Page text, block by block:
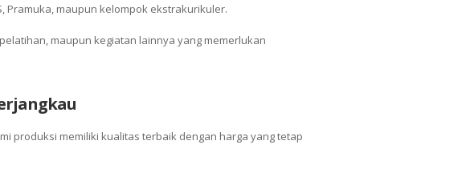
Pramuka, maupun kelompok ekstrakurikuler.
maupun kegiatan lainnya yang memerlukan
produksi memiliki kualitas terbaik dengan harga yang tetap